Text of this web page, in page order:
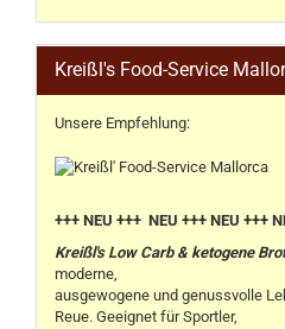
Kreißl's Food-Service
Unsere Empfehlung:
+++ NEU +++ NEU +++ NEU +++
Kreißl's Low Carb & ketogene
moderne,
ausgewogene und genussvolle
Reue. Geeignet für Sportler,